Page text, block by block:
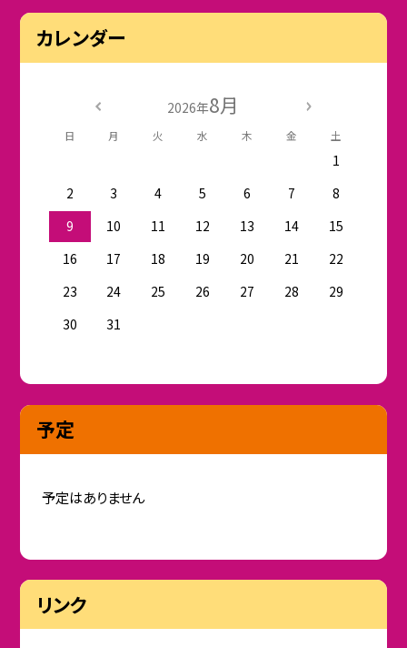
カレンダー
2026年8月
日 月 火 水 木 金 土
1
2
3 4 5 6 7
8
9
10 11 12 13 14
15
16
17 18 19 20 21
22
23
24 25 26 27 28
29
30
31
予定
予定はありません
リンク